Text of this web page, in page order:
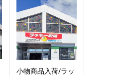
小物商品入荷/ラッ